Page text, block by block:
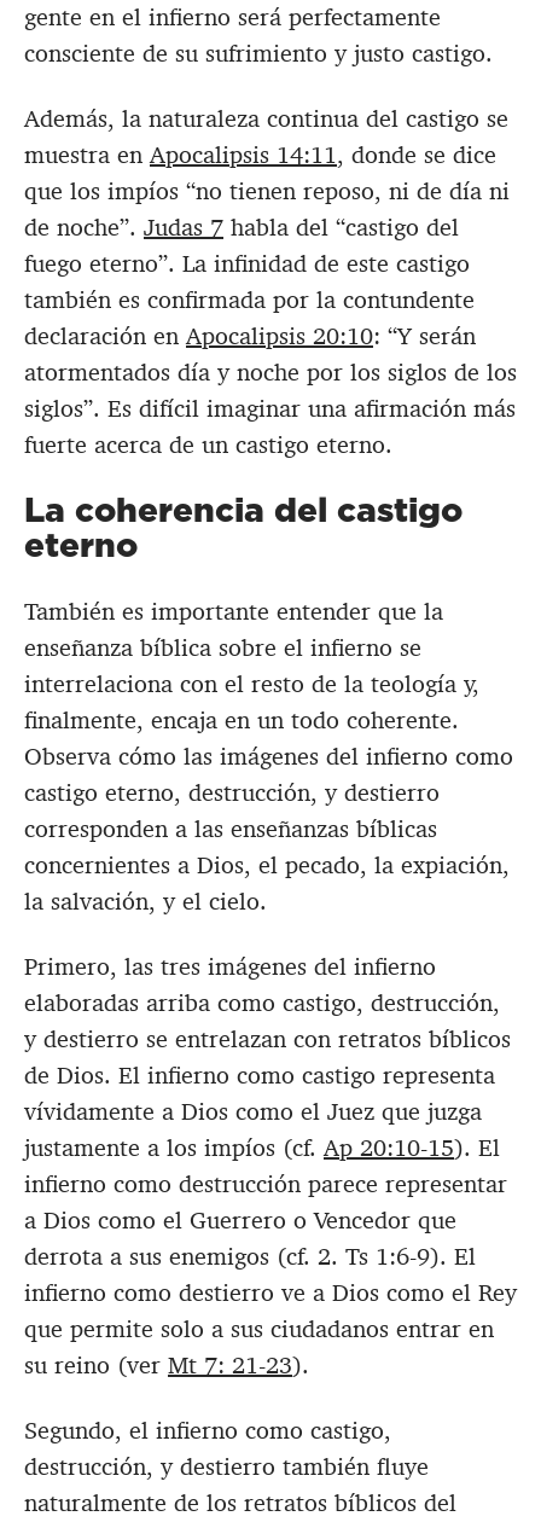
gente en el infierno será perfectamente
consciente de su sufrimiento y justo castigo.
Además, la naturaleza continua del castigo se
muestra enApocalipsis 14:11, donde se dice
que los impíos “no tienen reposo, ni de día ni
de noche”. Judas 7 habla del “castigo del
fuego eterno”. La infinidad de este castigo
también es confirmada por la contundente
declaración enApocalipsis 20:10: “Y serán
atormentados día y noche por los siglos de los
siglos”. Es difícil imaginar una afirmación más
fuerte acerca de un castigo eterno.
La coherencia del castigo
eterno
También es importante entender que la
enseñanza bíblica sobre el infierno se
interrelaciona con el resto de la teología y,
finalmente, encaja en un todo coherente.
Observa cómo las imágenes del infierno como
castigo eterno, destrucción, y destierro
corresponden a las enseñanzas bíblicas
concernientes a Dios, el pecado, la expiación,
la salvación, y el cielo.
Primero, las tres imágenes del infierno
elaboradas arriba como castigo, destrucción,
y destierro se entrelazan con retratos bíblicos
de Dios. El infierno como castigo representa
vívidamente a Dios como el Juez que juzga
justamente a los impíos (cf.Ap 20:10-15). El
infierno como destrucción parece representar
a Dios como el Guerrero o Vencedor que
derrota a sus enemigos (cf. 2. Ts 1:6-9). El
infierno como destierro ve a Dios como el Rey
que permite solo a sus ciudadanos entrar en
su reino (ver Mt 7: 21-23).
Segundo, el infierno como castigo,
destrucción, y destierro también fluye
naturalmente de los retratos bíblicos del